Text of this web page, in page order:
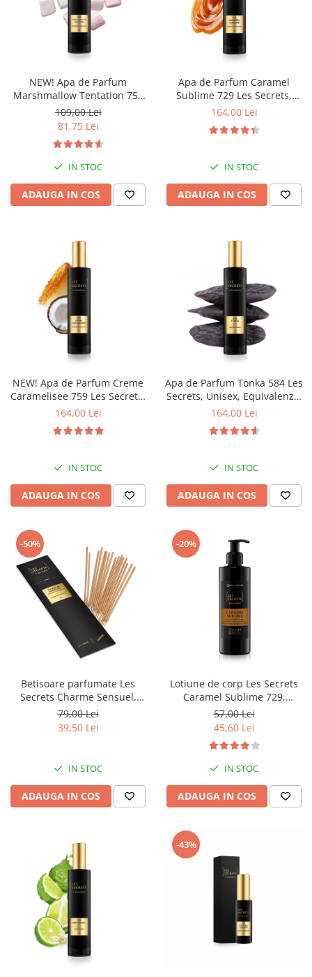
Ulei pentru barba
NEW! Apa de Parfum
Marshmallow Tentation 758
Les Secrets, Unisex, 50 ml,
Equivalenza
109,00 Lei
81,75 Lei
IN STOC
ADAUGA IN COS
Apa de Parfum Caramel
Sublime 729 Les Secrets,
Unisex, 100 ml, Equivalenza
164,00 Lei
IN STOC
ADAUGA IN COS
NEW! Apa de Parfum Creme
Caramelisee 759 Les Secrets,
Unisex, 100 ml, Equivalenza
164,00 Lei
IN STOC
ADAUGA IN COS
Apa de Parfum Tonka 584 Les
Secrets, Unisex, Equivalenza,
100 ml
164,00 Lei
IN STOC
ADAUGA IN COS
-50%
Betisoare parfumate Les
Secrets Charme Sensuel,
Equivalenza
79,00 Lei
39,50 Lei
IN STOC
ADAUGA IN COS
-20%
Lotiune de corp Les Secrets
Caramel Sublime 729,
Equivalenza, 250 ml
57,00 Lei
45,60 Lei
IN STOC
ADAUGA IN COS
-43%